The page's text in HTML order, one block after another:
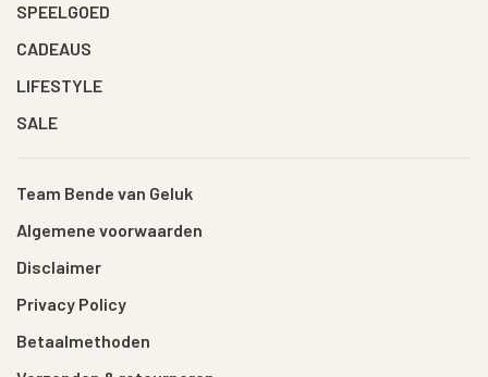
SPEELGOED
CADEAUS
LIFESTYLE
SALE
Team Bende van Geluk
Algemene voorwaarden
Disclaimer
Privacy Policy
Betaalmethoden